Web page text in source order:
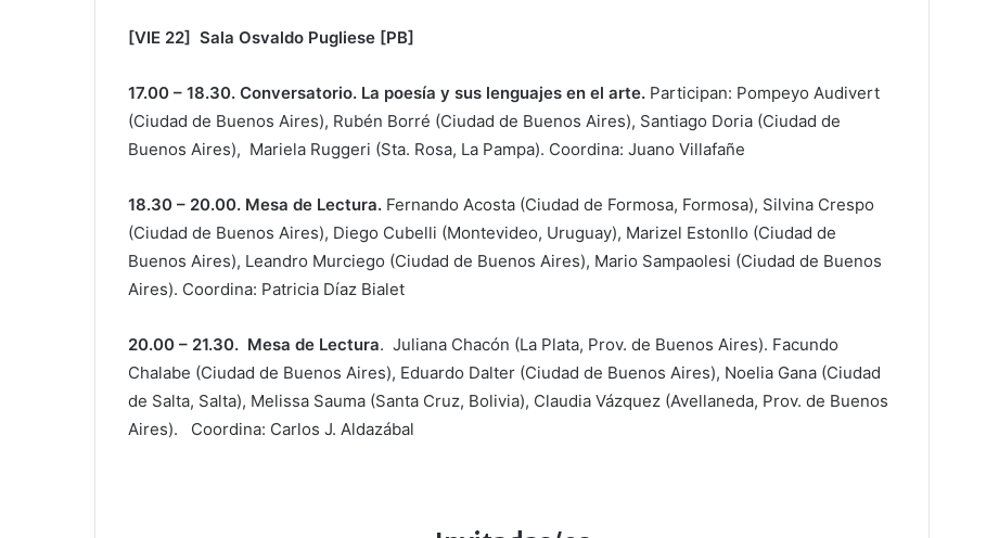
[VIE 22] Sala Osvaldo Pugliese [PB]
17.00 – 18.30. Conversatorio. La poesía y sus lenguajes en el arte. Participan: Pompeyo Audivert
(Ciudad de Buenos Aires), Rubén Borré (Ciudad de Buenos Aires), Santiago Doria (Ciudad de
Buenos Aires), Mariela Ruggeri (Sta. Rosa, La Pampa). Coordina: Juano Villafañe
18.30 – 20.00. Mesa de Lectura. Fernando Acosta (Ciudad de Formosa, Formosa), Silvina Crespo
(Ciudad de Buenos Aires), Diego Cubelli (Montevideo, Uruguay), Marizel Estonllo (Ciudad de
Buenos Aires), Leandro Murciego (Ciudad de Buenos Aires), Mario Sampaolesi (Ciudad de Buenos
Aires). Coordina: Patricia Díaz Bialet
20.00 – 21.30. Mesa de Lectura. Juliana Chacón (La Plata, Prov. de Buenos Aires). Facundo
Chalabe (Ciudad de Buenos Aires), Eduardo Dalter (Ciudad de Buenos Aires), Noelia Gana (Ciudad
de Salta, Salta), Melissa Sauma (Santa Cruz, Bolivia), Claudia Vázquez (Avellaneda, Prov. de Buenos
Aires). Coordina: Carlos J. Aldazábal